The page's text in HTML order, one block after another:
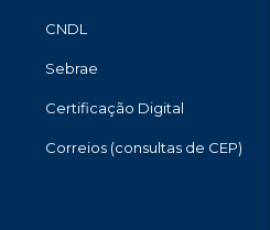
CNDL
Sebrae
Certificação Digital
Correios (consultas de CEP)